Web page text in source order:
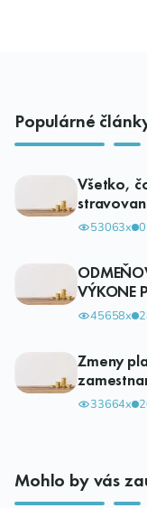
Populárné
Všetko,
53063x
VÝKONE
45658x
Zmeny
33664x
Mohlo by vás